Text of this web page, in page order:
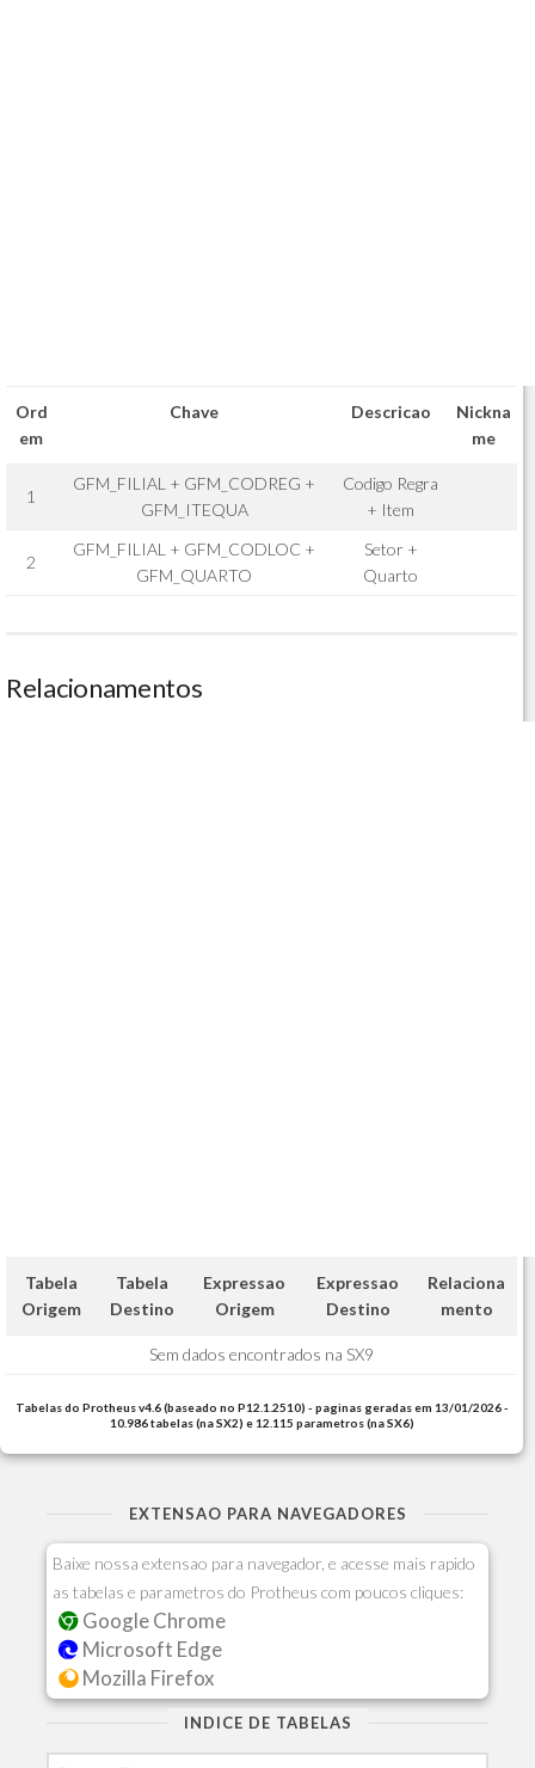
Ord
em
Chave Descricao
Nickna
me
1
GFM_FILIAL + GFM_CODREG +
GFM_ITEQUA
Codigo Regra
+ Item
2
GFM_FILIAL + GFM_CODLOC +
GFM_QUARTO
Setor +
Quarto
Relacionamentos
Tabela
Origem
Tabela
Destino
Expressao
Origem
Expressao
Destino
Relaciona
mento
Sem dados encontrados na SX9
Tabelas do Protheus v4.6 (baseado no P12.1.2510) - paginas geradas em 13/01/2026 -
10.986 tabelas (na SX2) e 12.115 parametros (na SX6)
EXTENSAO PARA NAVEGADORES
Baixe nossa extensao para navegador, e acesse mais rapido
as tabelas e parametros do Protheus com poucos cliques:
Google Chrome
Microsoft Edge
Mozilla Firefox
INDICE DE TABELAS